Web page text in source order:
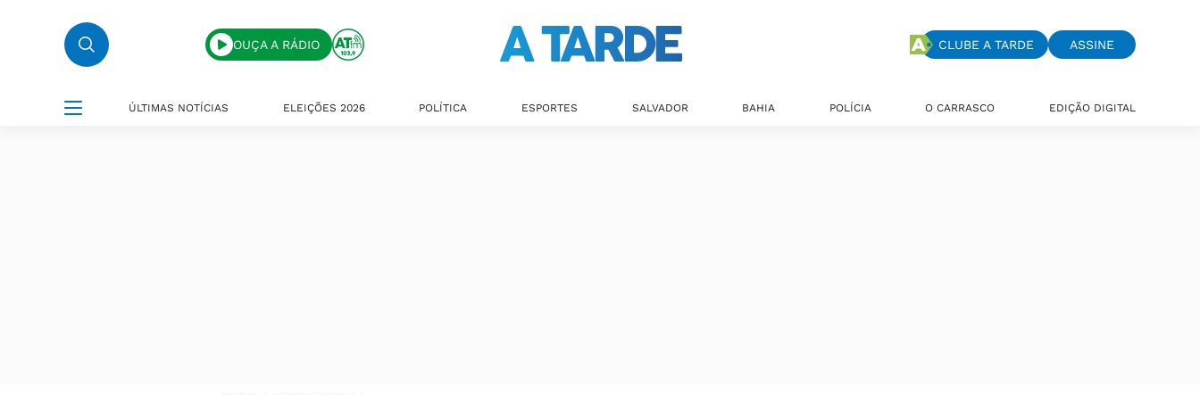
OUÇA A RÁDIO CLUBE A TARDE ASSINE
ÚLTIMAS NOTÍCIAS ELEIÇÕES 2026 POLÍTICA ESPORTES SALVADOR BAHIA POLÍCIA O CARRASCO EDIÇÃO DIGITAL